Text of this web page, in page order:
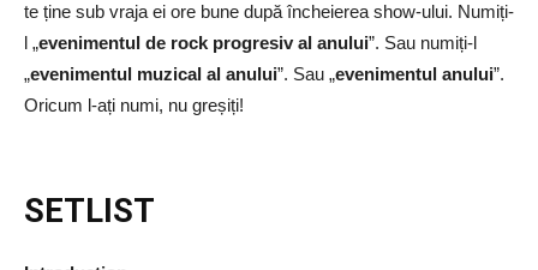
te ține sub vraja ei ore bune după încheierea show-ului. Numiți-
l „evenimentul de rock progresiv al anului”. Sau numiți-l
„evenimentul muzical al anului”. Sau „evenimentul anului”.
Oricum l-ați numi, nu greșiți!
SETLIST